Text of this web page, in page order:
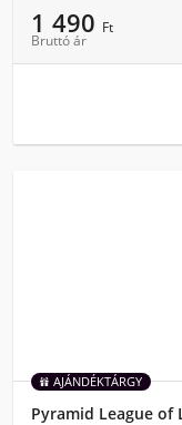
1 490 Ft
Bruttó ár
AJÁNDÉKTÁRGY
Pyramid League of